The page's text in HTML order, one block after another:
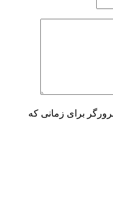
برای زمانی که